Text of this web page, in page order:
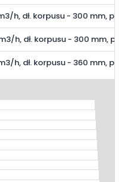
h, dł. korpusu - 300 mm,
h, dł. korpusu - 300 mm,
h, dł. korpusu - 360 mm,